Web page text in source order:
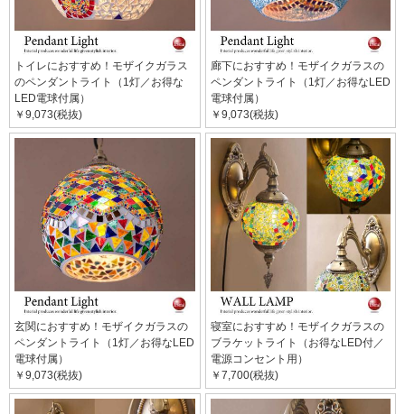
トイレにおすすめ！モザイクガラス
のペンダントライト（1灯／お得な
LED電球付属）
￥9,073(税抜)
廊下におすすめ！モザイクガラスの
ペンダントライト（1灯／お得なLED
電球付属）
￥9,073(税抜)
玄関におすすめ！モザイクガラスの
ペンダントライト（1灯／お得なLED
電球付属）
￥9,073(税抜)
寝室におすすめ！モザイクガラスの
ブラケットライト（お得なLED付／
電源コンセント用）
￥7,700(税抜)